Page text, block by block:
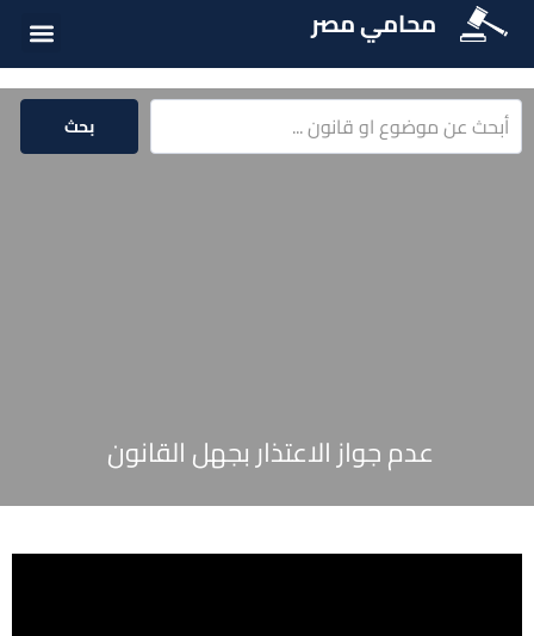
محامي مصر
بحث
عدم جواز الاعتذار بجهل القانون